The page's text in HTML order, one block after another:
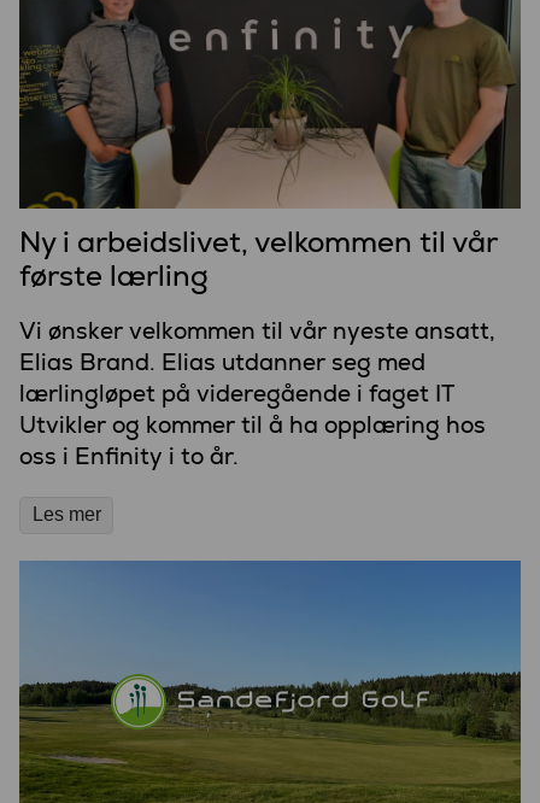
Ny i arbeidslivet, velkommen til vår
første lærling
Vi ønsker velkommen til vår nyeste ansatt,
Elias Brand. Elias utdanner seg med
lærlingløpet på videregående i faget IT
Utvikler og kommer til å ha opplæring hos
oss i Enfinity i to år.
Les mer